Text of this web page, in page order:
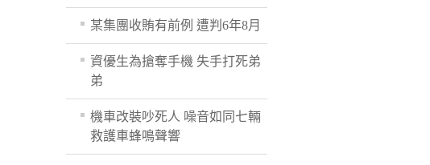
某集團收賄有前例 遭判6年8月
資優生為搶奪手機 失手打死弟
弟
機車改裝吵死人 噪音如同七輛
救護車蜂鳴聲響